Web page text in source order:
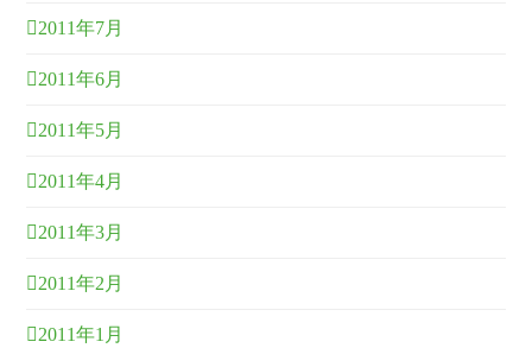
2011年7月
2011年6月
2011年5月
2011年4月
2011年3月
2011年2月
2011年1月